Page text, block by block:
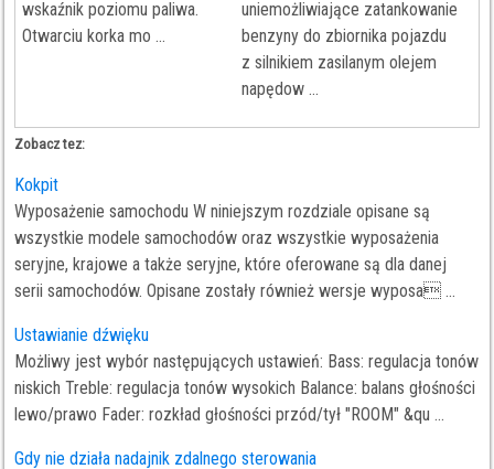
wskaźnik poziomu paliwa.
Otwarciu korka mo ...
uniemożliwiające zatankowanie
benzyny do zbiornika pojazdu
z silnikiem zasilanym olejem
napędow ...
Zobacz tez:
Kokpit
Wyposażenie samochodu W niniejszym rozdziale opisane są
wszystkie modele samochodów oraz wszystkie wyposażenia
seryjne, krajowe a także seryjne, które oferowane są dla danej
serii samochodów. Opisane zostały również wersje wyposa ...
Ustawianie dźwięku
Możliwy jest wybór następujących ustawień: Bass: regulacja tonów
niskich Treble: regulacja tonów wysokich Balance: balans głośności
lewo/prawo Fader: rozkład głośności przód/tył "ROOM" &qu ...
Gdy nie działa nadajnik zdalnego sterowania